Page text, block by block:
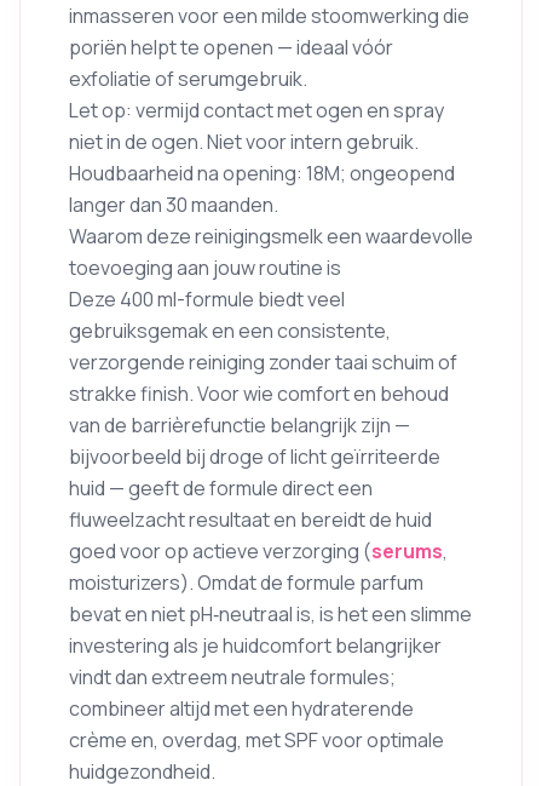
inmasseren voor een milde stoomwerking die
poriën helpt te openen — ideaal vóór
exfoliatie of serumgebruik.
Let op: vermijd contact met ogen en spray
niet in de ogen. Niet voor intern gebruik.
Houdbaarheid na opening: 18M; ongeopend
langer dan 30 maanden.
Waarom deze reinigingsmelk een waardevolle
toevoeging aan jouw routine is
Deze 400 ml-formule biedt veel
gebruiksgemak en een consistente,
verzorgende reiniging zonder taai schuim of
strakke finish. Voor wie comfort en behoud
van de barrièrefunctie belangrijk zijn —
bijvoorbeeld bij droge of licht geïrriteerde
huid — geeft de formule direct een
fluweelzacht resultaat en bereidt de huid
goed voor op actieve verzorging (serums,
moisturizers). Omdat de formule parfum
bevat en niet pH‑neutraal is, is het een slimme
investering als je huidcomfort belangrijker
vindt dan extreem neutrale formules;
combineer altijd met een hydraterende
crème en, overdag, met SPF voor optimale
huidgezondheid.